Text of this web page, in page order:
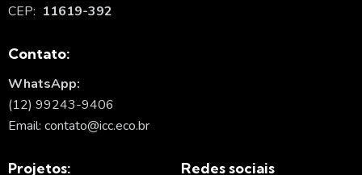
CEP: 11619-392
Contato:
WhatsApp:
(12) 99243-9406
Email: contato@icc.eco.br
Projetos: Redes sociais